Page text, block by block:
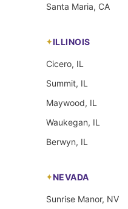
Santa Maria, CA
ILLINOIS
Cicero, IL
Summit, IL
Maywood, IL
Waukegan, IL
Berwyn, IL
NEVADA
Sunrise Manor, NV